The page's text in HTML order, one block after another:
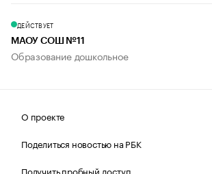
ДЕЙСТВУЕТ
МАОУ СОШ №11
Образование дошкольное
О проекте
Поделиться новостью на РБК
Получить пробный доступ